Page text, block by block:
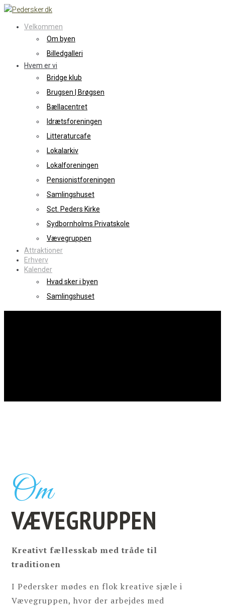
Skip
content
Velkommen
Om byen
Billedgalleri
Hvem er vi
Bridge klub
Brugsen | Brøgsen
Bællacentret
Idrætsforeningen
Litteraturcafe
Lokalarkiv
Lokalforeningen
Pensionistforeningen
Samlingshuset
Sct. Peders Kirke
Sydbornholms Privatskole
Vævegruppen
Attraktioner
Erhverv
Kalender
Hvad sker i byen
Samlingshuset
Om
VÆVEGRUPPEN
Kreativt fællesskab med tråde til
traditionen
I Pedersker mødes en flok kreative sjæle i
Vævegruppen, hvor der arbejdes med